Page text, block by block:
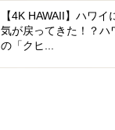
【4K HAWAII】ハワイ
気が戻ってきた！？ハ
の「クヒ...